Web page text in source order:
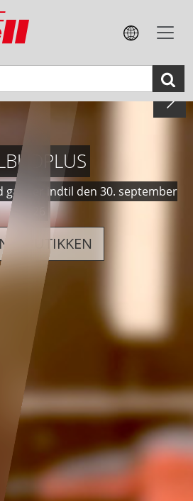
DER OPFYLDER
KRAV.
K 105 | K 105-18
MERE